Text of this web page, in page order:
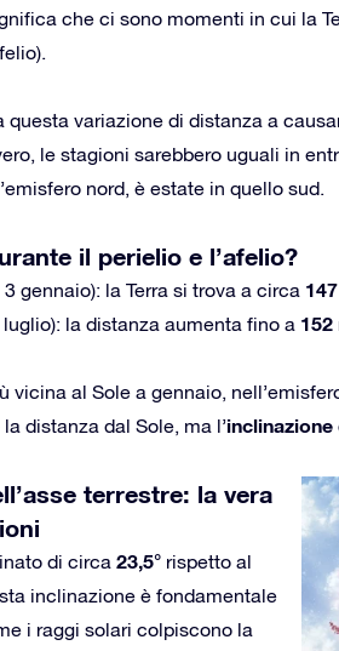
che ci sono momenti in cui la
questa variazione di distanza a
le stagioni sarebbero uguali in
nord, è estate in quello sud.
il perielio e l’afelio?
gennaio): la Terra si trova a circa
la distanza aumenta fino a
vicina al Sole a gennaio,
distanza dal Sole, ma l’inclinazione
terrestre: la vera
di circa 23,5° rispetto al
inclinazione è fondamentale
i raggi solari colpiscono la